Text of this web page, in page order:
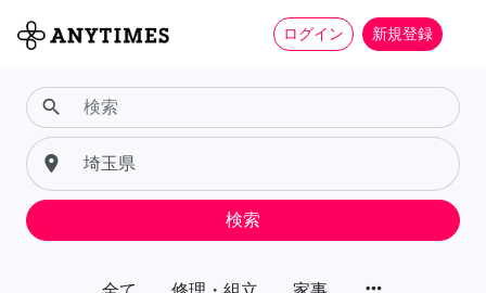
ログイン 新規登録
more_horiz
search
place
検索